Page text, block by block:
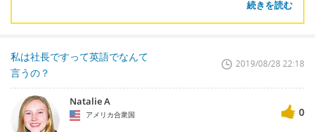
続きを読む
私は社長ですって英語でなんて
言うの？
2019/08/28 22:18
Natalie A
アメリカ合衆国 0